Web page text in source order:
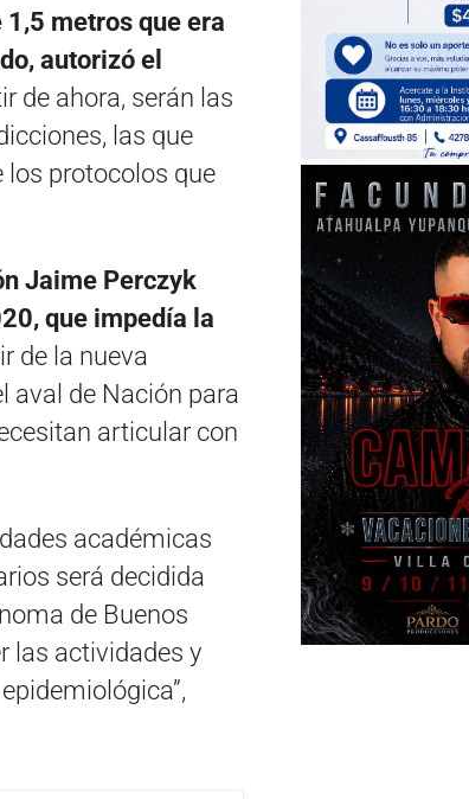
metros que era
autorizó el
de ahora, serán las
las que
los protocolos que
Jaime Perczyk
que impedía la
de la nueva
aval de Nación para
articular con
académicas
será decidida
de Buenos
las actividades y